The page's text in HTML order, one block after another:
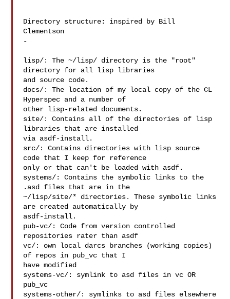
Directory structure: inspired by Bill
Clementson
-
lisp/: The ~/lisp/ directory is the "root"
directory for all lisp libraries
and source code.
docs/: The location of my local copy of the CL
Hyperspec and a number of
other lisp-related documents.
site/: Contains all of the directories of lisp
libraries that are installed
via asdf-install.
src/: Contains directories with lisp source
code that I keep for reference
only or that can't be loaded with asdf.
systems/: Contains the symbolic links to the
.asd files that are in the
~/lisp/site/* directories. These symbolic links
are created automatically by
asdf-install.
pub-vc/: Code from version controlled
repositories rater than asdf
vc/: own local darcs branches (working copies)
of repos in pub_vc that I
have modified
systems-vc/: symlink to asd files in vc OR
pub_vc
systems-other/: symlinks to asd files elsewhere